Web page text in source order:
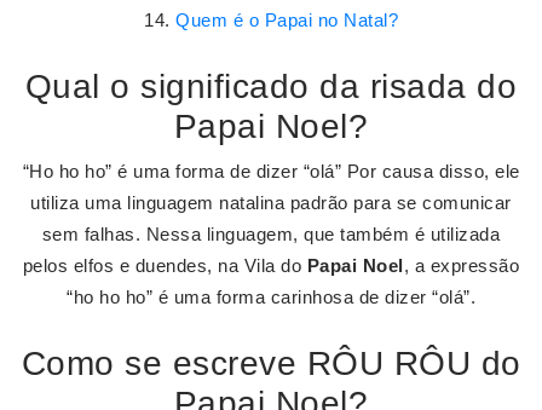
Quem é o Papai no Natal?
Qual o significado da risada do
Papai Noel?
“Ho ho ho” é uma forma de dizer “olá” Por causa disso, ele
utiliza uma linguagem natalina padrão para se comunicar
sem falhas. Nessa linguagem, que também é utilizada
pelos elfos e duendes, na Vila do Papai Noel, a expressão
“ho ho ho” é uma forma carinhosa de dizer “olá”.
Como se escreve RÔU RÔU do